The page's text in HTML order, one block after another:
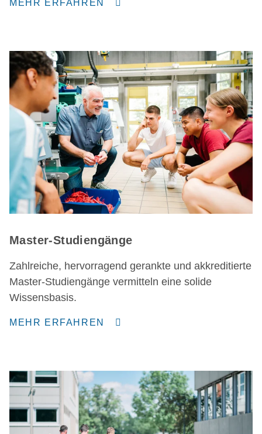
MEHR ERFAHREN
Master-Studiengänge
Zahlreiche, hervorragend gerankte und akkreditierte
Master-Studiengänge vermitteln eine solide
Wissensbasis.
MEHR ERFAHREN